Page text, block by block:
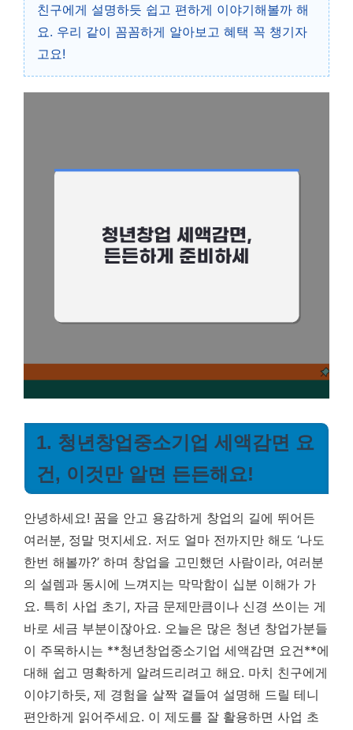
친구에게 설명하듯 쉽고 편하게 이야기해볼까 해
요. 우리 같이 꼼꼼하게 알아보고 혜택 꼭 챙기자
고요!
1. 청년창업중소기업 세액감면 요
건, 이것만 알면 든든해요!
안녕하세요! 꿈을 안고 용감하게 창업의 길에 뛰어든
여러분, 정말 멋지세요. 저도 얼마 전까지만 해도 ‘나도
한번 해볼까?’ 하며 창업을 고민했던 사람이라, 여러분
의 설렘과 동시에 느껴지는 막막함이 십분 이해가 가
요. 특히 사업 초기, 자금 문제만큼이나 신경 쓰이는 게
바로 세금 부분이잖아요. 오늘은 많은 청년 창업가분들
이 주목하시는 **청년창업중소기업 세액감면 요건**에
대해 쉽고 명확하게 알려드리려고 해요. 마치 친구에게
이야기하듯, 제 경험을 살짝 곁들여 설명해 드릴 테니
편안하게 읽어주세요. 이 제도를 잘 활용하면 사업 초